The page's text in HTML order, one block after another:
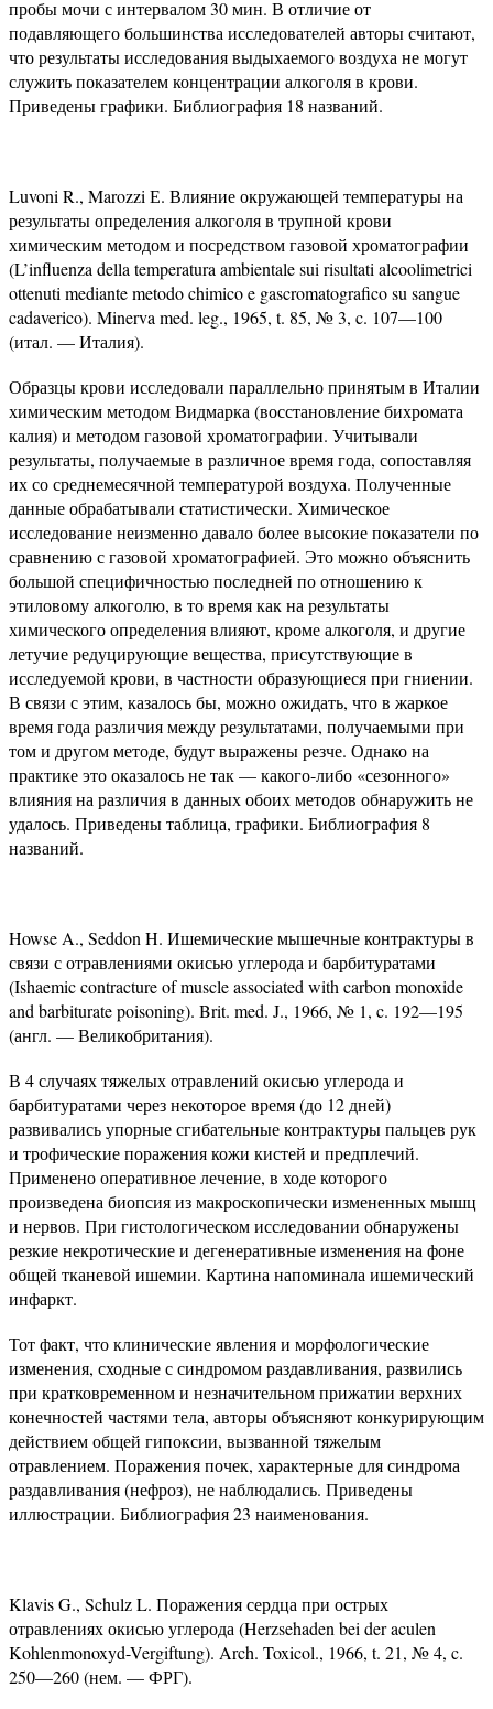
пробы мочи с интервалом 30 мин. В отличие от
подавляющего большинства исследователей авторы считают,
что результаты исследования выдыхаемого воздуха не могут
служить показателем концентрации алкоголя в крови.
Приведены графики. Библиография 18 названий.
Luvoni R., Marozzi Е. Влияние окружающей температуры на
результаты определения алкоголя в трупной крови
химическим методом и посредством газовой хроматографии
(L’influenza della temperatura ambientale sui risultati alcoolimetrici
ottenuti mediante metodo chimico e gascromatografico su sangue
cadaverico). Minerva med. leg., 1965, t. 85, № 3, c. 107—100
(итал. — Италия).
Образцы крови исследовали параллельно принятым в Италии
химическим методом Видмарка (восстановление бихромата
калия) и методом газовой хроматографии. Учитывали
результаты, получаемые в различное время года, сопоставляя
их со среднемесячной температурой воздуха. Полученные
данные обрабатывали статистически. Химическое
исследование неизменно давало более высокие показатели по
сравнению с газовой хроматографией. Это можно объяснить
большой специфичностью последней по отношению к
этиловому алкоголю, в то время как на результаты
химического определения влияют, кроме алкоголя, и другие
летучие редуцирующие вещества, присутствующие в
исследуемой крови, в частности образующиеся при гниении.
В связи с этим, казалось бы, можно ожидать, что в жаркое
время года различия между результатами, получаемыми при
том и другом методе, будут выражены резче. Однако на
практике это оказалось не так — какого-либо «сезонного»
влияния на различия в данных обоих методов обнаружить не
удалось. Приведены таблица, графики. Библиография 8
названий.
Howse A., Seddon H. Ишемические мышечные контрактуры в
связи с отравлениями окисью углерода и барбитуратами
(Ishaemic contracture of muscle associated with carbon monoxide
and barbiturate poisoning). Brit. med. J., 1966, № 1, c. 192—195
(англ. — Великобритания).
В 4 случаях тяжелых отравлений окисью углерода и
барбитуратами через некоторое время (до 12 дней)
развивались упорные сгибательные контрактуры пальцев рук
и трофические поражения кожи кистей и предплечий.
Применено оперативное лечение, в ходе которого
произведена биопсия из макроскопически измененных мышц
и нервов. При гистологическом исследовании обнаружены
резкие некротические и дегенеративные изменения на фоне
общей тканевой ишемии. Картина напоминала ишемический
инфаркт.
Тот факт, что клинические явления и морфологические
изменения, сходные с синдромом раздавливания, развились
при кратковременном и незначительном прижатии верхних
конечностей частями тела, авторы объясняют конкурирующим
действием общей гипоксии, вызванной тяжелым
отравлением. Поражения почек, характерные для синдрома
раздавливания (нефроз), не наблюдались. Приведены
иллюстрации. Библиография 23 наименования.
Klavis G., Schulz L. Поражения сердца при острых
отравлениях окисью углерода (Herzsehaden bei der aculen
Kohlenmonoxyd-Vergiftung). Arch. Toxicol., 1966, t. 21, № 4, c.
250—260 (нем. — ФРГ).